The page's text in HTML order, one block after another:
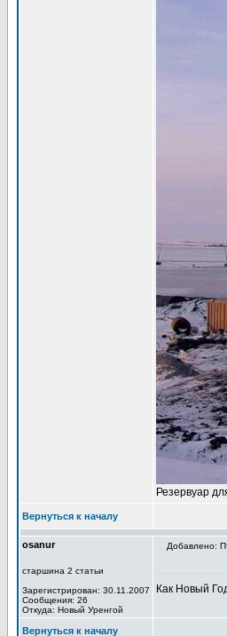
Резервуар
Вернуться к началу
osanur
старшина 2 статьи
Зарегистрирован: 30.11.2007
Сообщения: 26
Откуда: Новый Уренгой
Добавлено:
Как Новый
Вернуться к началу